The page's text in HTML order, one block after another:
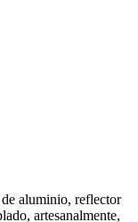
aluminio, reflector
artesanalmente,